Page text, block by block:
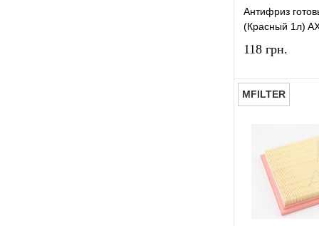
Антифриз
(Красный 1л)
118 грн.
Купити в 1
У вибране
MFILTER